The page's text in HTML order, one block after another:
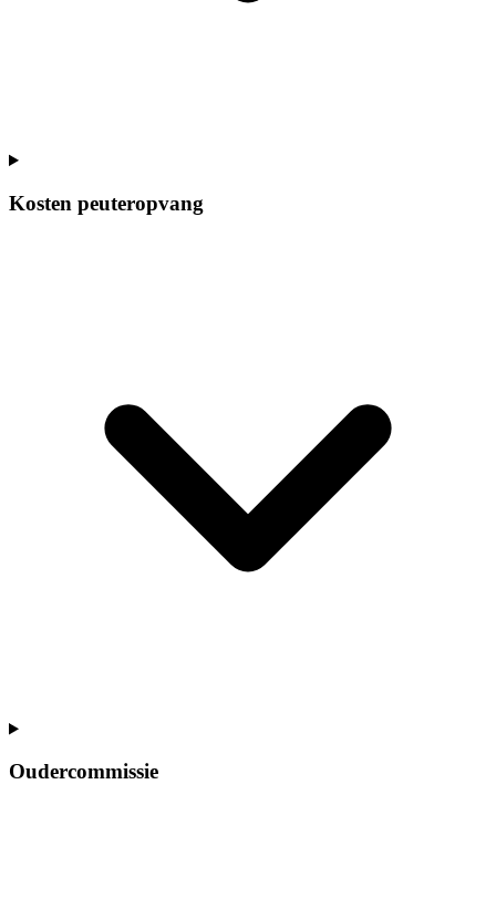
Kosten peuteropvang
Oudercommissie